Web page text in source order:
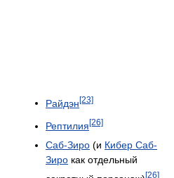
Райдэн[23]
Рептилия [26]
Саб-Зиро (и Кибер Саб-
Зиро как отдельный
[26]